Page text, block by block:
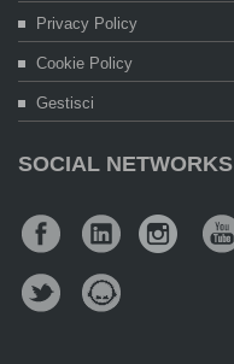
Privacy Policy
Cookie Policy
Gestisci
SOCIAL NETWORKS